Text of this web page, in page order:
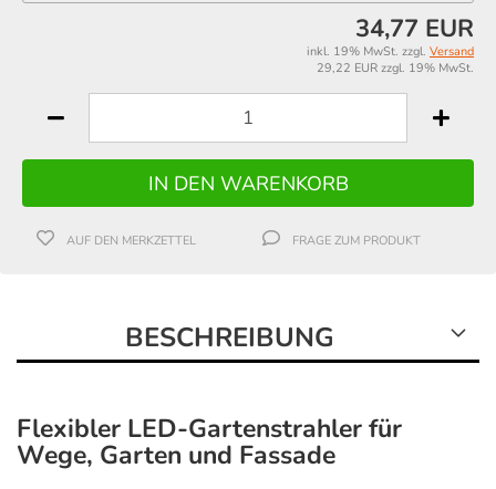
34,77 EUR
inkl. 19% MwSt. zzgl. Versand
29,22 EUR zzgl. 19% MwSt.
AUF DEN MERKZETTEL FRAGE ZUM PRODUKT
BESCHREIBUNG
Flexibler LED-Gartenstrahler für
Wege, Garten und Fassade